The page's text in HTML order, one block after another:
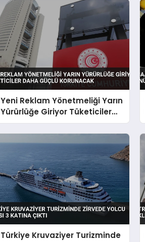
Yeni Reklam Yönetmeliği Yarın
Yürürlüğe Giriyor Tüketiciler
Daha Güçlü Korunacak
Türkiye Kruvaziyer Turizminde